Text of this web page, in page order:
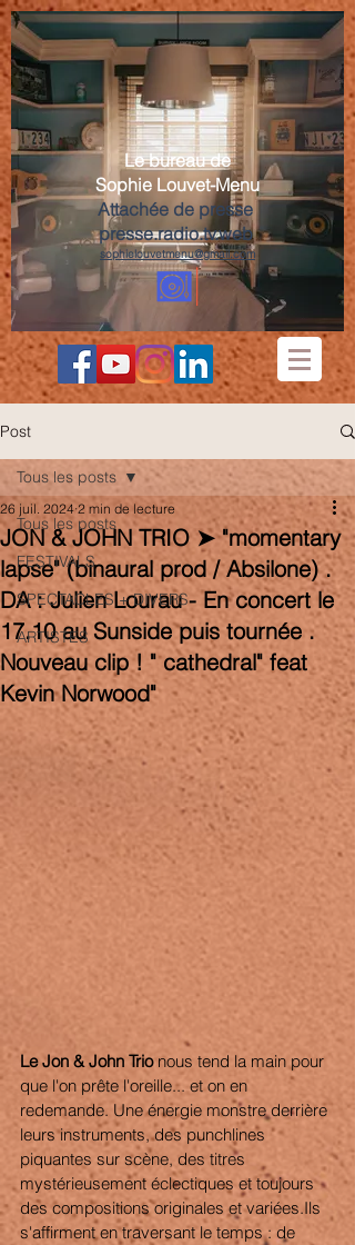
Le bureau de
Sophie Louvet-Menu
Attachée de presse
presse.radio.tv.web
sophielouvetmenu@gmail.com
Post
Tous les posts
FESTIVALS
SPECTACLES + DIVERS
ARTISTES
Tous les posts
JON & JOHN TRIO ➤ "momentary
lapse" (binaural prod / Absilone) .
DA : Julien Lourau - En concert le
17.10 au Sunside puis tournée .
Nouveau clip ! " cathedral" feat
Kevin Norwood"
26 juil. 2024 2 min de lecture
Le Jon & John Trio nous tend la main pour
que l'on prête l'oreille... et on en
redemande. Une énergie monstre derrière
leurs instruments, des punchlines
piquantes sur scène, des titres
mystérieusement éclectiques et toujours
des compositions originales et variées.Ils
s'affirment en traversant le temps : de